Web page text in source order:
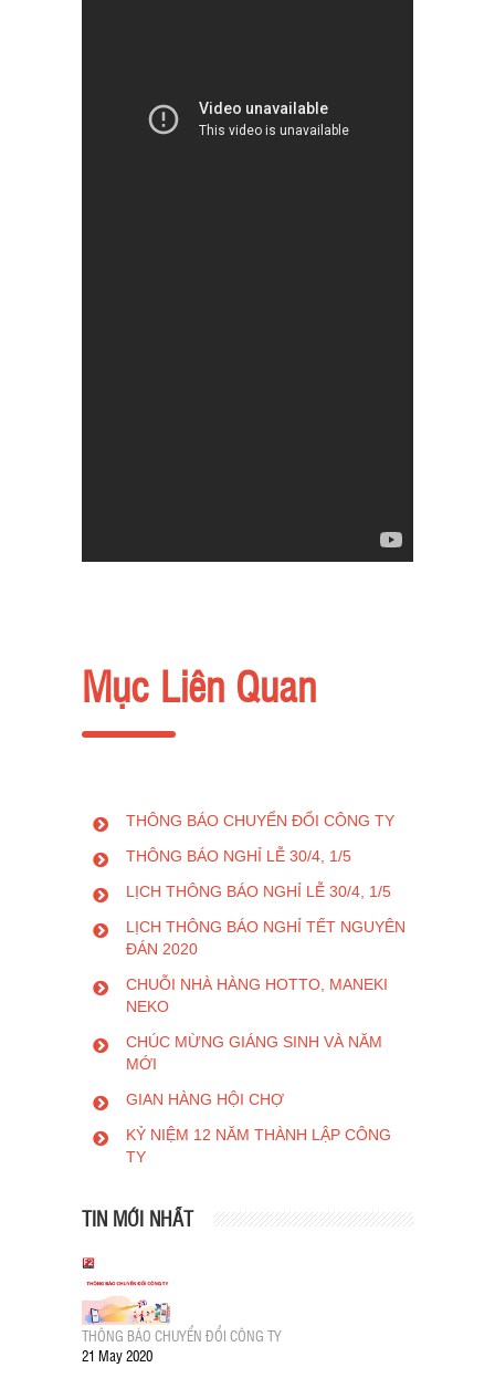
Mục Liên Quan
THÔNG BÁO CHUYỂN ĐỔI CÔNG TY
THÔNG BÁO NGHỈ LỄ 30/4, 1/5
LỊCH THÔNG BÁO NGHỈ LỄ 30/4, 1/5
LỊCH THÔNG BÁO NGHỈ TẾT NGUYÊN
ĐÁN 2020
CHUỖI NHÀ HÀNG HOTTO, MANEKI
NEKO
CHÚC MỪNG GIÁNG SINH VÀ NĂM
MỚI
GIAN HÀNG HỘI CHỢ
KỶ NIỆM 12 NĂM THÀNH LẬP CÔNG
TY
TIN MỚI NHẤT
THÔNG BÁO CHUYỂN ĐỔI CÔNG TY
21 May 2020